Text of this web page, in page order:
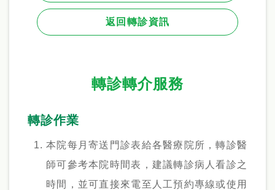
返回轉診資訊
轉診轉介服務
轉診作業
本院每月寄送門診表給各醫療院所，轉診醫
師可參考本院時間表，建議轉診病人看診之
時間，並可直接來電至人工預約專線或使用